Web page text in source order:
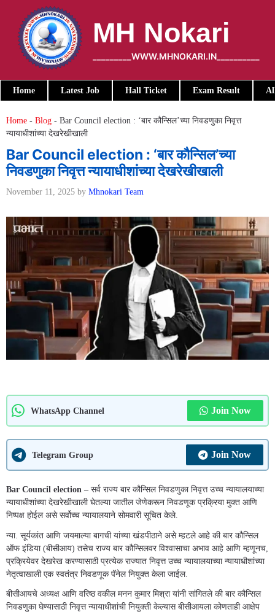
content
MH Nokari
_________WWW.MHNOKARI.IN__________
Home Latest Job Hall Ticket Exam Result
Home - Blog - Bar Council election : ‘बार कौन्सिल’च्या निवडणुका निवृत्त
न्यायाधीशांच्या देखरेखीखाली
Bar Council election : ‘बार कौन्सिल’च्या
निवडणुका निवृत्त न्यायाधीशांच्या देखरेखीखाली
November 11, 2025 by Mhnokari Team
WhatsApp Channel Join Now
Telegram Group Join Now
Bar Council election – सर्व राज्य बार कौन्सिल निवडणुका निवृत्त उच्च न्यायालयाच्या
न्यायाधीशांच्या देखरेखीखाली घेतल्या जातील जेणेकरून निवडणूक प्रक्रिया मुक्त आणि
निष्पक्ष होईल असे सर्वोच्च न्यायालयाने सोमवारी सूचित केले.
न्या. सूर्यकांत आणि जयमाल्या बागची यांच्या खंडपीठाने असे म्हटले आहे की बार कौन्सिल
ऑफ इंडिया (बीसीआय) तसेच राज्य बार कौन्सिलवर विश्वासाचा अभाव आहे आणि म्हणूनच,
प्रक्रियेवर देखरेख करण्यासाठी प्रत्येक राज्यात निवृत्त उच्च न्यायालयाच्या न्यायाधीशांच्या
नेतृत्वाखाली एक स्वतंत्र निवडणूक पॅनेल नियुक्त केला जाईल.
बीसीआयचे अध्यक्ष आणि वरिष्ठ वकील मनन कुमार मिश्रा यांनी सांगितले की बार कौन्सिल
निवडणुका घेण्यासाठी निवृत्त न्यायाधीशांची नियुक्ती केल्यास बीसीआयला कोणताही आक्षेप